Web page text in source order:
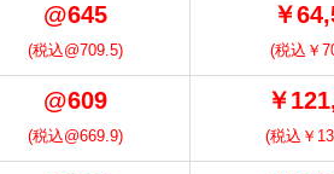
@645
(税込@709.5)
￥
(税込￥
@609
(税込@669.9)
￥
(税込￥